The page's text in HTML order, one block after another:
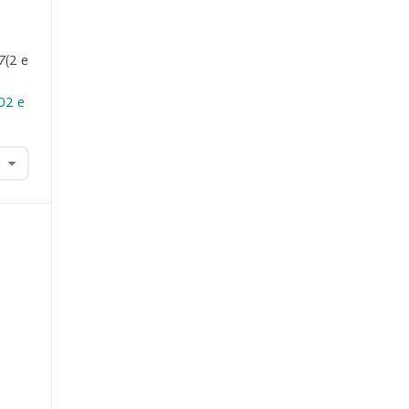
(2 e
e